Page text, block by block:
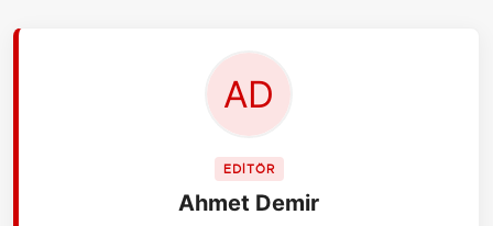
EDİTÖR
Ahmet Demir